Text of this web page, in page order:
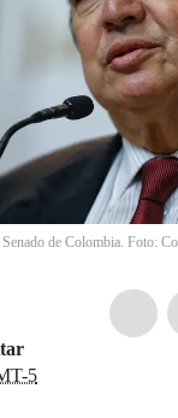
de Colombia. Foto:
5